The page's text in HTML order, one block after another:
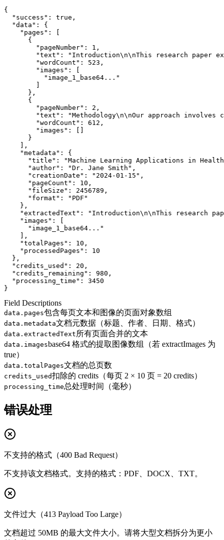
{
"success" : true ,
"data" : {
"pages" : [
      {
"pageNumber" : 1 ,
"text" :
"Introduction\n\nThis research paper
"wordCount" : 523 ,
"images" : [
          "image_1_base64..."
      },
      {
"pageNumber" : 2 ,
"text" :
"Methodology\n\nOur approach
"wordCount" : 612 ,
"images" : []
      }
    ],
"metadata" : {
"title" :
"Machine Learning Applications in
"author" : "Dr. Jane Smith" ,
"creationDate" : "2024-01-15" ,
"pageCount" : 10 ,
"fileSize" : 2456789 ,
"format" :
"PDF"
    },
"extractedText" :
"Introduction\n\nThis research
"images" : [
      "image_1_base64..."
    ],
"totalPages" : 10 ,
"processedPages" : 10
  },
"credits_used" : 20 ,
"credits_remaining" : 980 ,
"processing_time" : 3450
}
Field Descriptions
data.pages包含每页文本和图像的页面对象数组
data.metadata文档元数据（标题、作者、日期、格式）
data.extractedText 所有页面合并的文本
data.imagesbase64 格式的提取图像数组（若 extractImages 为
true）
data.totalPages文档的总页数
credits_used扣除的 credits（每页 2 × 10 页 = 20 credits）
processing_time总处理时间（毫秒）
错误处理
不支持的格式（400 Bad Request）
不支持该文档格式。支持的格式：PDF、DOCX、TXT。
文件过大（413 Payload Too Large）
文档超过 50MB 的最大文件大小。请将大型文档拆分为更小